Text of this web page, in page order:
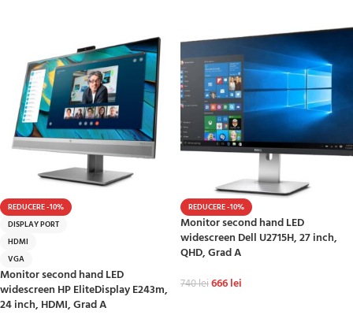
REDUCERE -10%
DISPLAY PORT
HDMI
VGA
Monitor second hand LED
widescreen HP EliteDisplay E243m,
24 inch, HDMI, Grad A
REDUCERE -10%
Monitor second hand LED
widescreen Dell U2715H, 27 inch,
QHD, Grad A
740lei666lei